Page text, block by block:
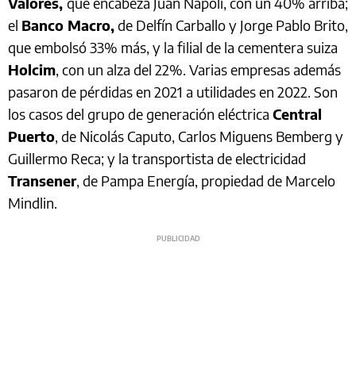
el Banco Macro,de Delfín Carballo y Jorge Pablo Brito,
que embolsó 33% más, y la filial de la cementera suiza
Holcim, con un alza del 22%. Varias empresas además
pasaron de pérdidas en 2021 a utilidades en 2022. Son
los casos del grupo de generación eléctrica Central
Puerto, de Nicolás Caputo, Carlos Miguens Bemberg y
Guillermo Reca; y la transportista de electricidad
Transener, de Pampa Energía, propiedad de Marcelo
Mindlin.